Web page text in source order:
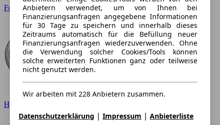
Ford
Hyundai
Anbietern verwendet, um von Ihnen bei
Finanzierungsanfragen angegebene Informationen
für 30 Tage zu speichern und innerhalb dieses
Zeitraums automatisch für die Befüllung neuer
Finanzierungsanfragen wiederzuverwenden. Ohne
die Verwendung solcher Cookies/Tools können
solche erweiterten Funktionen ganz oder teilweise
nicht genutzt werden.
Wir arbeiten mit 228 Anbietern zusammen.
Datenschutzerklärung | Impressum | Anbieterliste